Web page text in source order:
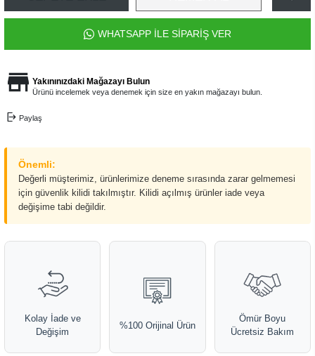
WHATSAPP İLE SİPARİŞ VER
Yakınınızdaki Mağazayı Bulun
Ürünü incelemek veya denemek için size en yakın mağazayı bulun.
Paylaş
Önemli:
Değerli müşterimiz, ürünlerimize deneme sırasında zarar gelmemesi
için güvenlik kilidi takılmıştır. Kilidi açılmış ürünler iade veya
değişime tabi değildir.
Kolay İade ve
Değişim
%100 Orijinal Ürün
Ömür Boyu
Ücretsiz Bakım